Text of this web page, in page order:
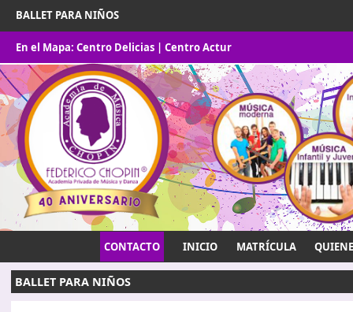
BALLET PARA NIÑOS
En el Mapa:Centro Delicias |Centro Actur
CONTACTO INICIO MATRÍCULA
BALLET PARA NIÑOS